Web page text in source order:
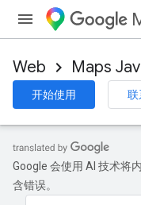
Web Maps
开始使用 联
Google 会使用 AI 技术将
含错误。